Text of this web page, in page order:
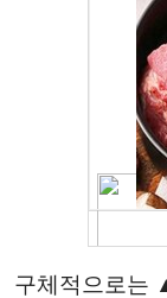
구체적으로는